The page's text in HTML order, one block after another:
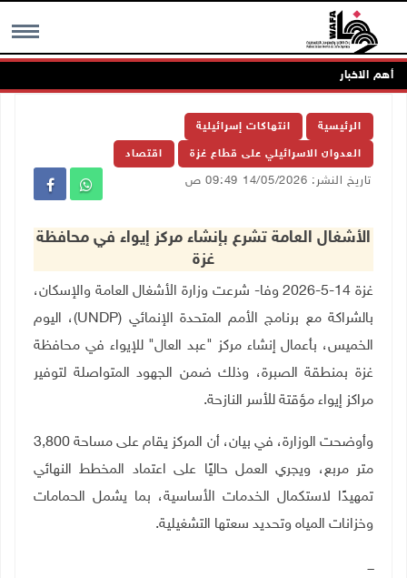
MENU أهم الاخبار
الرئيسية انتهاكات إسرائيلية
العدوان الاسرائيلي على قطاع غزة اقتصاد
تاريخ النشر: 14/05/2026 09:49 ص
الأشغال العامة تشرع بإنشاء مركز إيواء في محافظة
غزة
غزة 14-5-2026 وفا- شرعت وزارة الأشغال العامة والإسكان،
بالشراكة مع برنامج الأمم المتحدة الإنمائي (UNDP)، اليوم
الخميس، بأعمال إنشاء مركز "عبد العال" للإيواء في محافظة
غزة بمنطقة الصبرة، وذلك ضمن الجهود المتواصلة لتوفير
مراكز إيواء مؤقتة للأسر النازحة.
وأوضحت الوزارة، في بيان، أن المركز يقام على مساحة 3,800
متر مربع، ويجري العمل حاليًا على اعتماد المخطط النهائي
تمهيدًا لاستكمال الخدمات الأساسية، بما يشمل الحمامات
وخزانات المياه وتحديد سعتها التشغيلية.
ـــ